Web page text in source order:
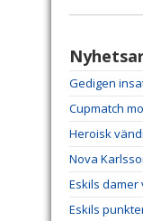
Gedigen
Cupmatch
Heroisk
Nova
Eskils
Eskils